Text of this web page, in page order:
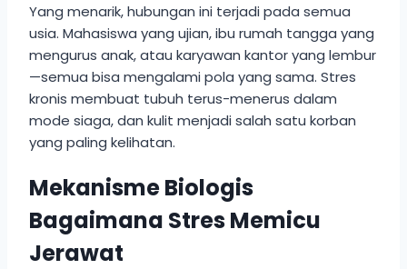
Yang menarik, hubungan ini terjadi pada semua
usia. Mahasiswa yang ujian, ibu rumah tangga yang
mengurus anak, atau karyawan kantor yang lembur
—semua bisa mengalami pola yang sama. Stres
kronis membuat tubuh terus-menerus dalam
mode siaga, dan kulit menjadi salah satu korban
yang paling kelihatan.
Mekanisme Biologis
Bagaimana Stres Memicu
Jerawat